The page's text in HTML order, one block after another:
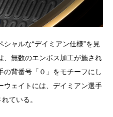
ャルな“デイミアン仕様”を見
、無数のエンボス加工が施され
背番号「０」をモチーフにし
ウェイトには、デイミアン選手
ている。